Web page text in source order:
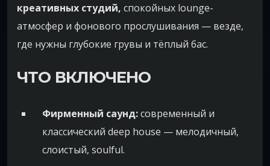
креативных студий, спокойных lounge-
атмосфер и фонового прослушивания — везде,
где нужны глубокие грувы и тёплый бас.
ЧТО ВКЛЮЧЕНО
Фирменный саунд:современный и
классический deep house — мелодичный,
слоистый, soulful.